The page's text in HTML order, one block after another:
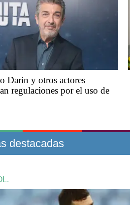
Darín y otros actores
regulaciones por el uso de
destacadas